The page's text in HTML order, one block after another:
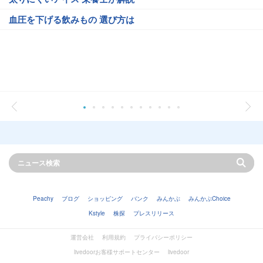
血圧を下げる飲みもの 選び方は
Peachy ブログ ショッピング バンク みんかぶ
みんかぶChoice
Kstyle
株探 プレスリリース
運営会社 利用規約
プライバシーポリシー
livedoorお客様サポートセンター
livedoor